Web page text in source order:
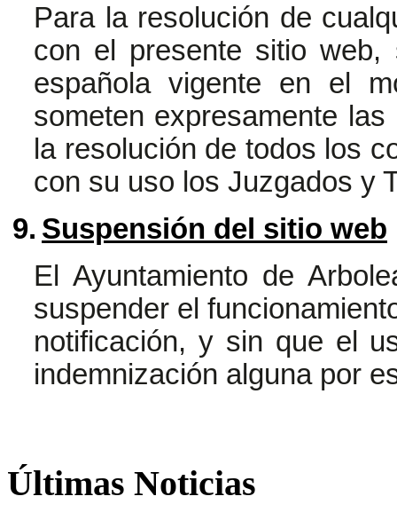
Para la resolución de
con el presente sitio web,
española vigente en el
someten expresamente
la resolución de todos los
con su uso los Juzgados y
9. Suspensión del sitio web
El Ayuntamiento de
suspender el
notificación, y sin que el
indemnización alguna por
Últimas Noticias